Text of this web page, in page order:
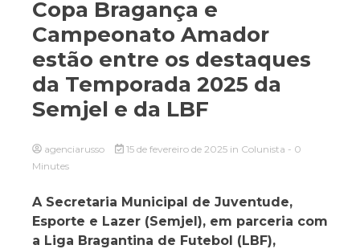
Copa Bragança e
Campeonato Amador
estão entre os destaques
da Temporada 2025 da
Semjel e da LBF
agenciarusso 15 de fevereiro de 2025 in Colunista - 0
Minutes
A Secretaria Municipal de Juventude,
Esporte e Lazer (Semjel), em parceria com
a Liga Bragantina de Futebol (LBF),